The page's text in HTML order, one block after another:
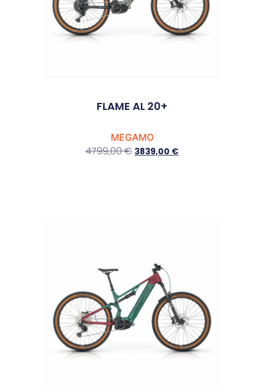
FLAME AL 20+
MEGAMO
4799,00€ 3839,00 €